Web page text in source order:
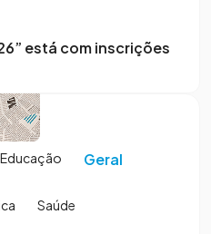
está com inscrições
Educação Geral
Saúde